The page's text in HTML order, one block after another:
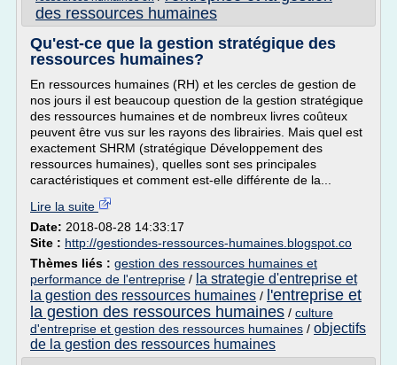
des ressources humaines
Qu'est-ce que la gestion stratégique des
ressources humaines?
En ressources humaines (RH) et les cercles de gestion de
nos jours il est beaucoup question de la gestion stratégique
des ressources humaines et de nombreux livres coûteux
peuvent être vus sur les rayons des librairies. Mais quel est
exactement SHRM (stratégique Développement des
ressources humaines), quelles sont ses principales
caractéristiques et comment est-elle différente de la...
Lire la suite
Date: 2018-08-28 14:33:17
Site : http://gestiondes-ressources-humaines.blogspot.co
Thèmes liés : gestion des ressources humaines et
performance de l'entreprise / la strategie d'entreprise et
la gestion des ressources humaines / l'entreprise et
la gestion des ressources humaines / culture
d'entreprise et gestion des ressources humaines / objectifs
de la gestion des ressources humaines